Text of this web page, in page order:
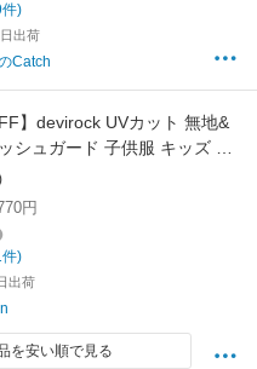
)
出荷
Catch
】devirock UVカット 無地&
シュガード 子供服 キッズ 男
デビロック 水着・スイム
ード ブルー ピンク
円
)
出荷
を安い順で見る